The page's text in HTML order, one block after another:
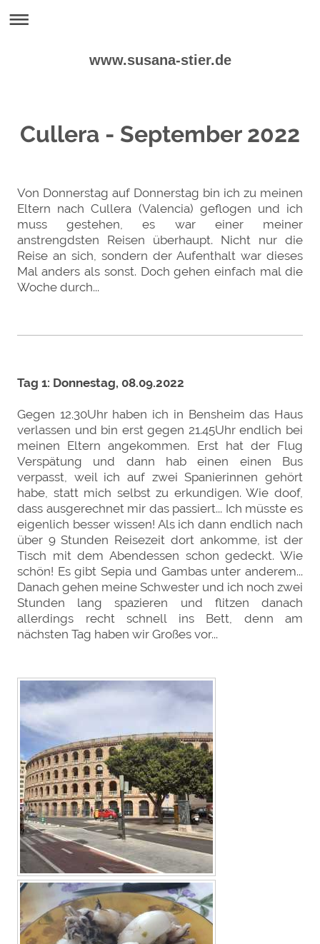
www.susana-stier.de
Cullera - September 2022
Von Donnerstag auf Donnerstag bin ich zu meinen
Eltern nach Cullera (Valencia) geflogen und ich
muss gestehen, es war einer meiner
anstrengdsten Reisen überhaupt. Nicht nur die
Reise an sich, sondern der Aufenthalt war dieses
Mal anders als sonst. Doch gehen einfach mal die
Woche durch...
Tag 1: Donnestag, 08.09.2022
Gegen 12.30Uhr haben ich in Bensheim das Haus
verlassen und bin erst gegen 21.45Uhr endlich bei
meinen Eltern angekommen. Erst hat der Flug
Verspätung und dann hab einen einen Bus
verpasst, weil ich auf zwei Spanierinnen gehört
habe, statt mich selbst zu erkundigen. Wie doof,
dass ausgerechnet mir das passiert... Ich müsste es
eigenlich besser wissen! Als ich dann endlich nach
über 9 Stunden Reisezeit dort ankomme, ist der
Tisch mit dem Abendessen schon gedeckt. Wie
schön! Es gibt Sepia und Gambas unter anderem...
Danach gehen meine Schwester und ich noch zwei
Stunden lang spazieren und flitzen danach
allerdings recht schnell ins Bett, denn am
nächsten Tag haben wir Großes vor...